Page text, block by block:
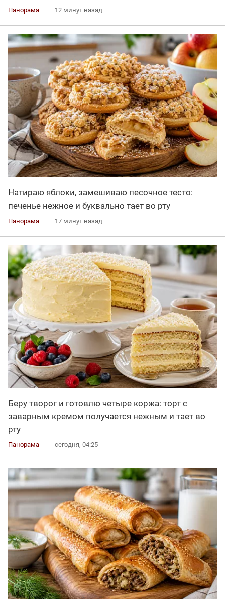
Панорама 12 минут назад
Натираю яблоки, замешиваю песочное тесто:
печенье нежное и буквально тает во рту
Панорама 17 минут назад
Беру творог и готовлю четыре коржа: торт с
заварным кремом получается нежным и тает во
рту
Панорама сегодня, 04:25